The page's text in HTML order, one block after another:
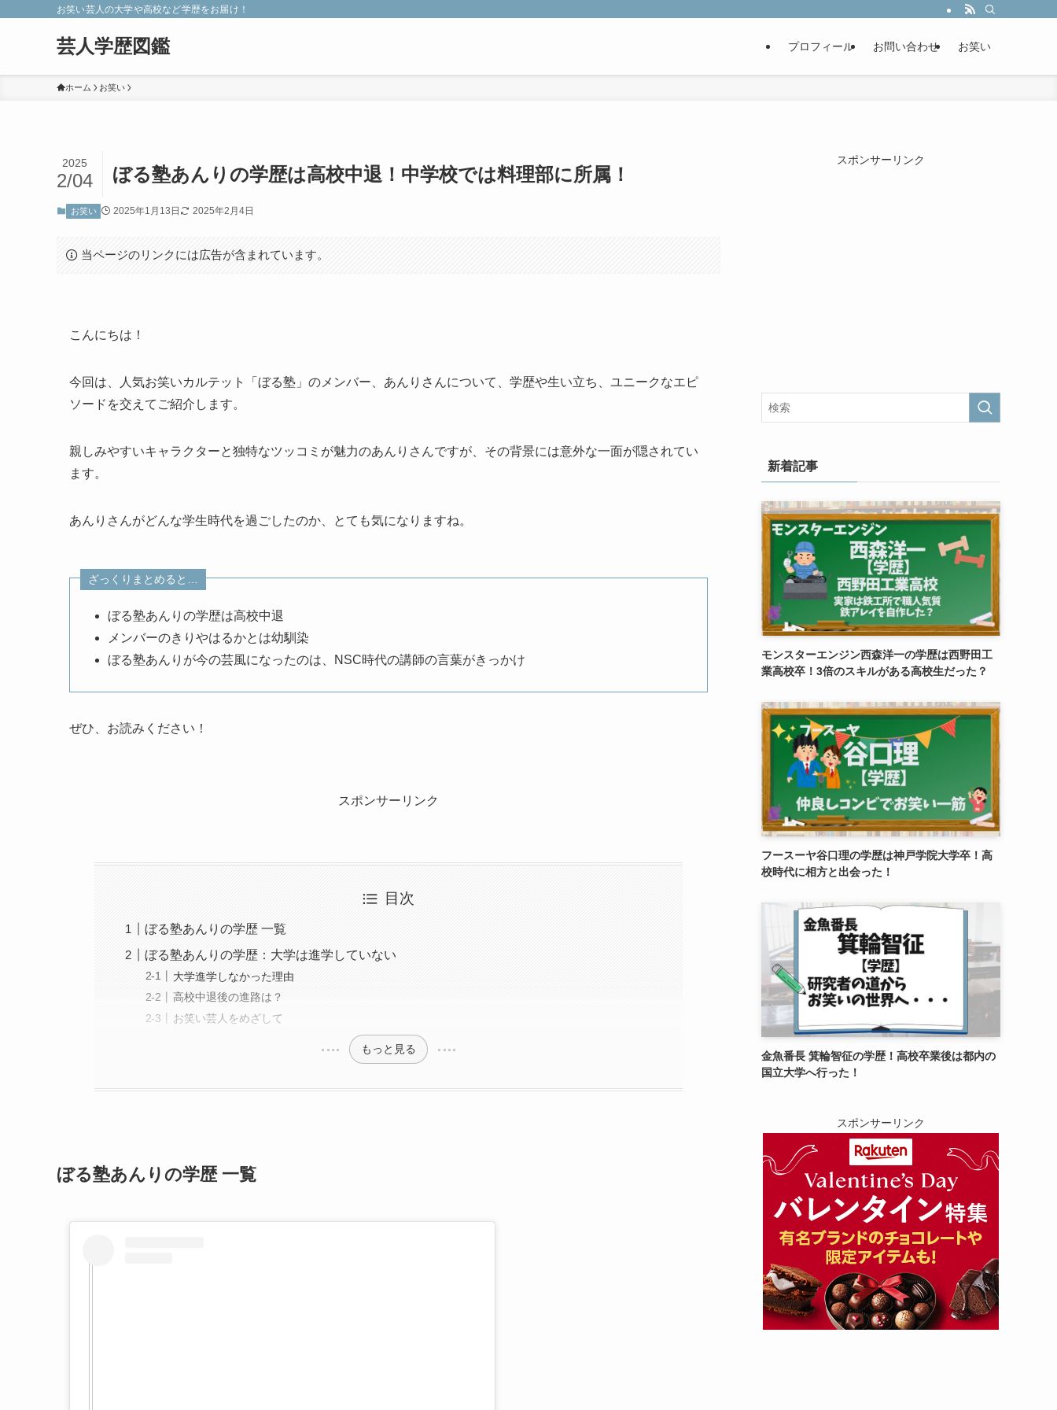
お笑い芸人の大学や高校など学歴をお届け！
芸人学歴図鑑 プロフィール お問い合わせ お笑い
ホーム お笑い
ぼる塾あんりの学歴は高校中退！中学校では料理部に所属！
2025
2/04
お笑い 2025年1月13日 2025年2月4日
当ページのリンクには広告が含まれています。
こんにちは！
今回は、人気お笑いカルテット「ぼる塾」のメンバー、あんりさんについて、学歴や生い立ち、ユニークなエピ
ソードを交えてご紹介します。
親しみやすいキャラクターと独特なツッコミが魅力のあんりさんですが、その背景には意外な一面が隠されてい
ます。
あんりさんがどんな学生時代を過ごしたのか、とても気になりますね。
ざっくりまとめると…
ぼる塾あんりの学歴は高校中退
メンバーのきりやはるかとは幼馴染
ぼる塾あんりが今の芸風になったのは、NSC時代の講師の言葉がきっかけ
ぜひ、お読みください！
スポンサーリンク
目次
ぼる塾あんりの学歴 一覧
ぼる塾あんりの学歴：大学は進学していない
大学進学しなかった理由
高校中退後の進路は？
お笑い芸人をめざして
もっと見る
ぼる塾あんりの学歴 一覧
スポンサーリンク
新着記事
モンスターエンジン西森洋一の学歴は西野田工
業高校卒！3倍のスキルがある高校生だった？
フースーヤ谷口理の学歴は神戸学院大学卒！高
校時代に相方と出会った！
金魚番長 箕輪智征の学歴！高校卒業後は都内の
国立大学へ行った！
スポンサーリンク